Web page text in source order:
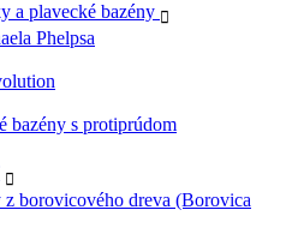
a plavecké bazény
Phelpsa
bazény s protiprúdom
z borovicového dreva (Borovica